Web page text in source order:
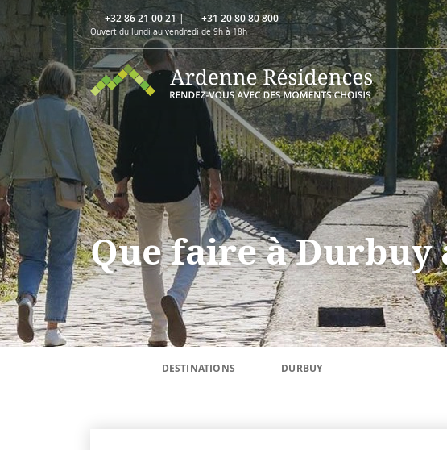
+32 86 21 00 21 | +31 20 80 80 800
Ouvert du lundi au vendredi de 9h à 18h
Que faire à Durbuy
DESTINATIONS DURBUY